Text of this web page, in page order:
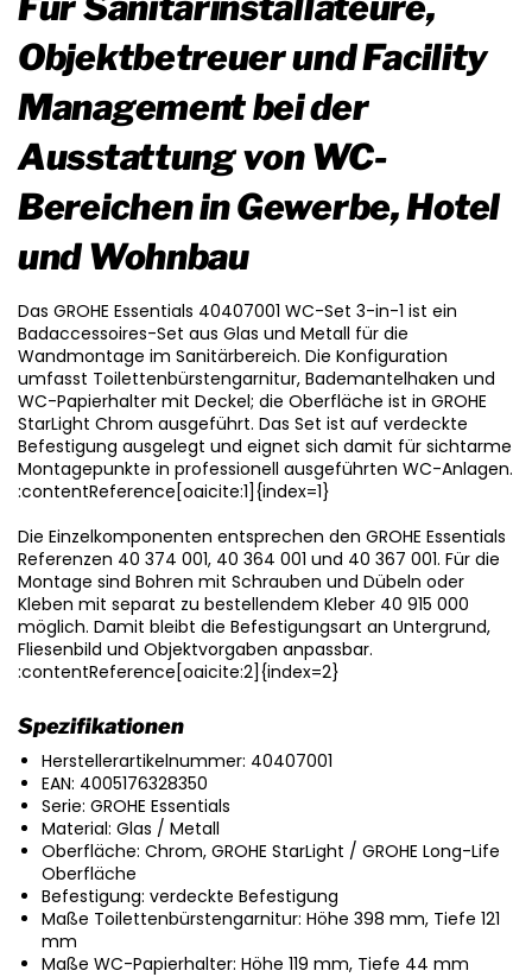
Objektbetreuer und Facility
Management bei der
Ausstattung von WC-
Bereichen in Gewerbe, Hotel
und Wohnbau
Das GROHE Essentials 40407001 WC-Set 3-in-1 ist ein
Badaccessoires-Set aus Glas und Metall für die
Wandmontage im Sanitärbereich. Die Konfiguration
umfasst Toilettenbürstengarnitur, Bademantelhaken und
WC-Papierhalter mit Deckel; die Oberfläche ist in GROHE
StarLight Chrom ausgeführt. Das Set ist auf verdeckte
Befestigung ausgelegt und eignet sich damit für sichtarme
Montagepunkte in professionell ausgeführten WC-Anlagen.
:contentReference[oaicite:1]{index=1}
Die Einzelkomponenten entsprechen den GROHE Essentials
Referenzen 40 374 001, 40 364 001 und 40 367 001. Für die
Montage sind Bohren mit Schrauben und Dübeln oder
Kleben mit separat zu bestellendem Kleber 40 915 000
möglich. Damit bleibt die Befestigungsart an Untergrund,
Fliesenbild und Objektvorgaben anpassbar.
:contentReference[oaicite:2]{index=2}
Spezifikationen
Herstellerartikelnummer: 40407001
EAN: 4005176328350
Serie: GROHE Essentials
Material: Glas / Metall
Oberfläche: Chrom, GROHE StarLight / GROHE Long-Life
Oberfläche
Befestigung: verdeckte Befestigung
Maße Toilettenbürstengarnitur: Höhe 398 mm, Tiefe 121
mm
Maße WC-Papierhalter: Höhe 119 mm, Tiefe 44 mm